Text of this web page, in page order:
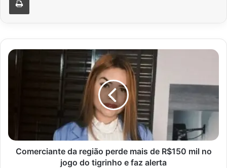
Comerciante
no
jogoComerciante da região perde mais de R$150 mil no
jogo do tigrinho e faz alerta